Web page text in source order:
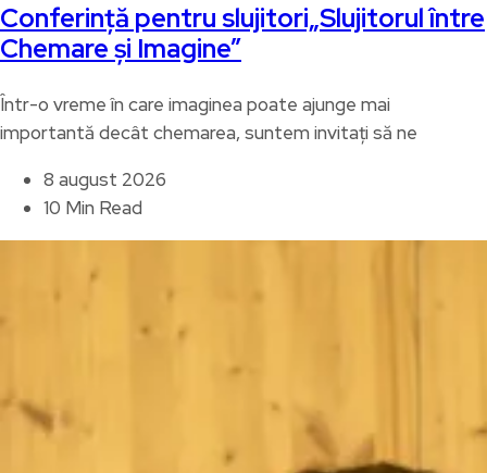
Conferință pentru slujitori„Slujitorul între
Chemare și Imagine”
Într-o vreme în care imaginea poate ajunge mai
importantă decât chemarea, suntem invitați să ne
8 august 2026
10 Min Read